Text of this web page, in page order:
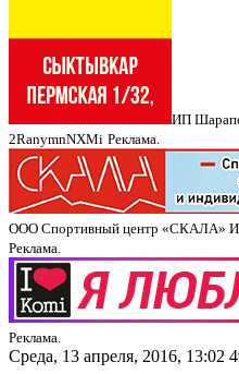
ИП
2RanymnNXMi Реклама.
ООО Спортивный центр «СКАЛА»
Реклама.
Реклама.
Среда, 13 апреля, 2016, 13:02